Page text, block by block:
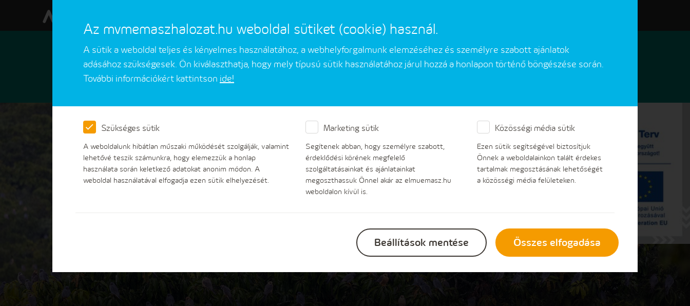
Ügyfeleinknek Ügyintézések
Az mvmemaszhalozat.hu weboldal sütiket (cookie) használ.
A sütik a weboldal teljes és kényelmes használatához, a webhelyforgalmunk elemzéséhez és személyre szabott ajánlatok
adásához szükségesek. Ön kiválaszthatja, hogy mely típusú sütik használatához járul hozzá a honlapon történő böngészése során.
További információkért kattintson ide!
Szükséges sütik
A weboldalunk hibátlan műszaki működését szolgálják, valamint
lehetővé teszik számunkra, hogy elemezzük a honlap
használata során keletkező adatokat anonim módon. A
weboldal használatával elfogadja ezen sütik elhelyezését.
Marketing sütik
Segítenek abban, hogy személyre szabott,
érdeklődési körének megfelelő
szolgáltatásainkat és ajánlatainkat
megoszthassuk Önnel akár az elmuemasz.hu
weboldalon kívül is.
Közösségi média sütik
Ezen sütik segítségével biztosítjuk
Önnek a weboldalainkon talált érdekes
tartalmak megosztásának lehetőségét
a közösségi média felületeken.
Beállítások mentése Összes elfogadása